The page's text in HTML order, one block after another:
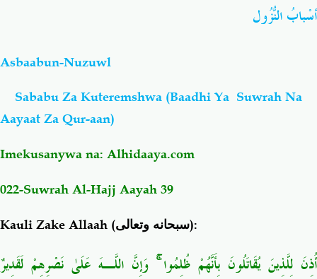
Fataawa Za Ulamaa
Akhlaaq-Aadaab Raqaaiq
أسْبابُ النُّزُول
Asbaabun-Nuzuwl
Sababu Za Kuteremshwa (Baadhi Ya Suwrah Na
Aayaat Za Qur-aan)
Imekusanywa na: Alhidaaya.com
022-Suwrah Al-Hajj Aayah 39
Kauli Zake Allaah (سبحانه وتعالى):
أُذِنَ لِلَّذِينَ يُقَاتَلُونَ بِأَنَّهُمْ ظُلِمُوا ۚ وَإِنَّ اللَّـهَ عَلَىٰ نَصْرِهِمْ لَقَدِيرٌ